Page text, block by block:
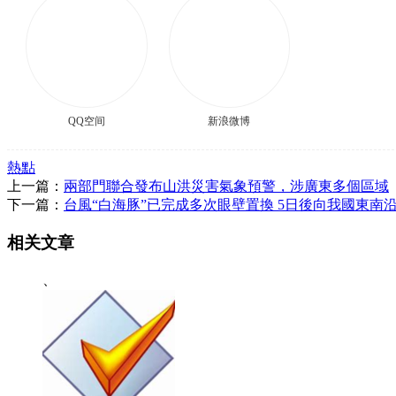
QQ空间 新浪微博
熱點
上一篇： 兩部門聯合發布山洪災害氣象預警，涉廣東多個區域
下一篇： 台風“白海豚”已完成多次眼壁置換 5日後向我國東南
相关文章